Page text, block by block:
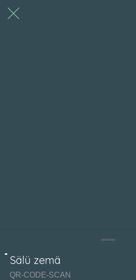
Sälü zemä
QR-CODE-SCAN